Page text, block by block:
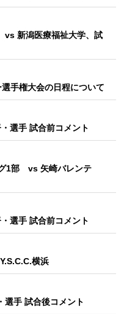
vs 新潟医療福祉大学、試
手権大会の日程について
選手 試合前コメント
1部 vs 矢崎バレンテ
選手 試合前コメント
横浜
手 試合後コメント